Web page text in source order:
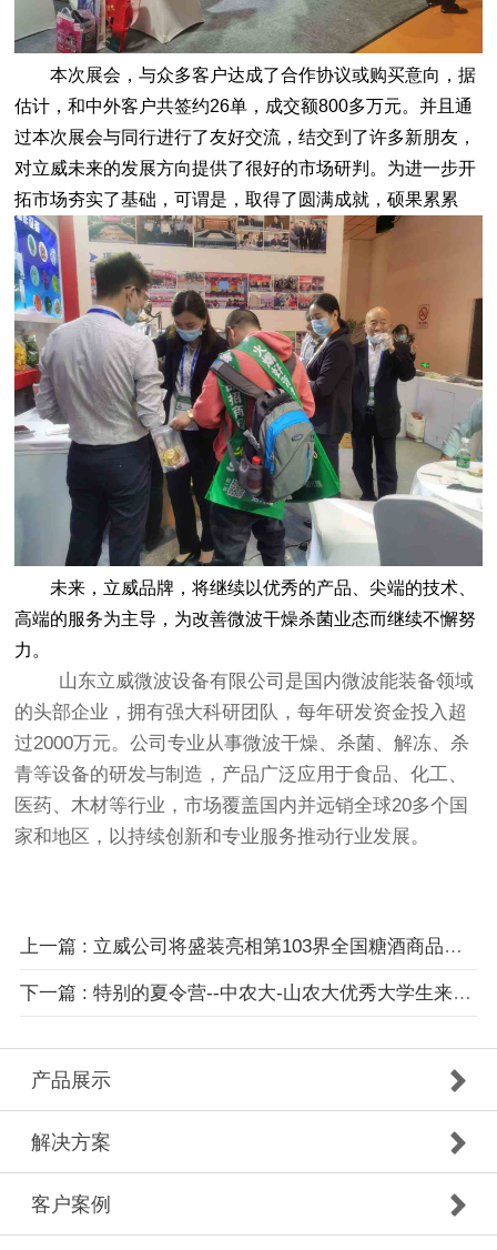
本次展会，与众多客户达成了合作协议或购买意向，据
估计，和中外客户共签约26单，成交额800多万元。并且通
过本次展会与同行进行了友好交流，结交到了许多新朋友，
对立威未来的发展方向提供了很好的市场研判。为进一步开
拓市场夯实了基础，可谓是，取得了圆满成就，硕果累累
未来，立威品牌，将继续以优秀的产品、尖端的技术、
高端的服务为主导，为改善微波干燥杀菌业态而继续不懈努
力。
山东立威微波设备有限公司是国内微波能装备领域
的头部企业，拥有强大科研团队，每年研发资金投入超
过2000万元。公司专业从事微波干燥、杀菌、解冻、杀
青等设备的研发与制造，产品广泛应用于食品、化工、
医药、木材等行业，市场覆盖国内并远销全球20多个国
家和地区，以持续创新和专业服务推动行业发展。
上一篇 : 立威公司将盛装亮相第103界全国糖酒商品交易会
下一篇 : 特别的夏令营--中农大-山农大优秀大学生来立威
产品展示
解决方案
客户案例